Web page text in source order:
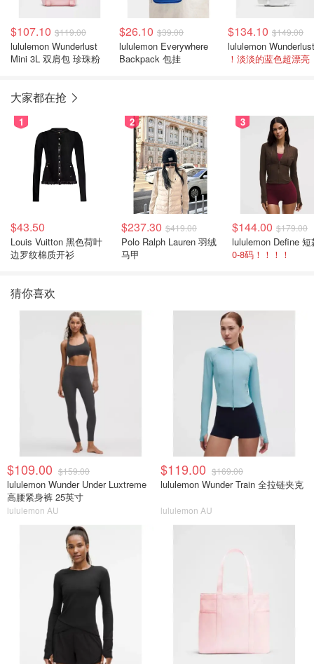
$107.10 $119.00
lululemon Wunderlust
Mini 3L 双肩包 珍珠粉
$26.10 $39.00
lululemon Everywhere
Backpack 包挂
$134.10 $149.00
！淡淡的蓝色超漂亮
大家都在抢
1
$43.50
Louis Vuitton 黑色荷叶
边罗纹棉质开衫
2
$237.30 $419.00
Polo Ralph Lauren 羽绒
马甲
3
$144.00 $179.00
0-8码！！！！
猜你喜欢
$109.00 $159.00
lululemon Wunder Under Luxtreme
高腰紧身裤 25英寸
lululemon AU
$119.00 $169.00
lululemon Wunder Train 全拉链夹克
lululemon AU